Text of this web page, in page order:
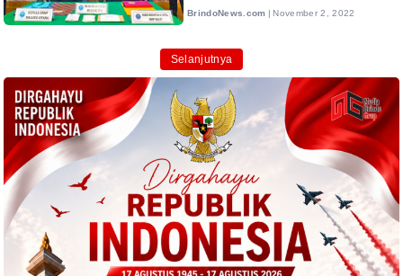
BrindoNews.com | November 2, 2022
Selanjutnya